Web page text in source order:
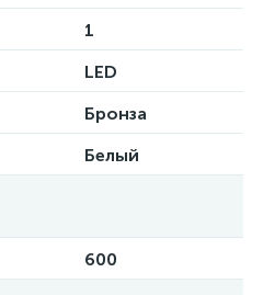
1
LED
Бронза
Белый
600